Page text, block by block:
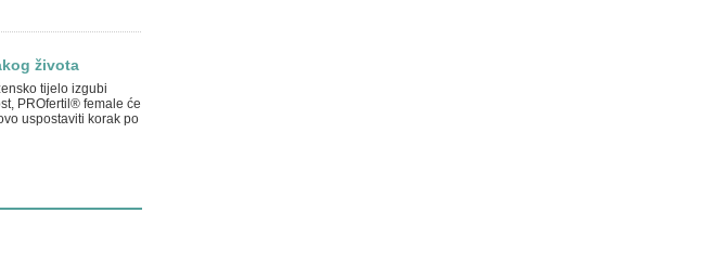
života
tijelo izgubi
PROfertil® female će
uspostaviti korak po